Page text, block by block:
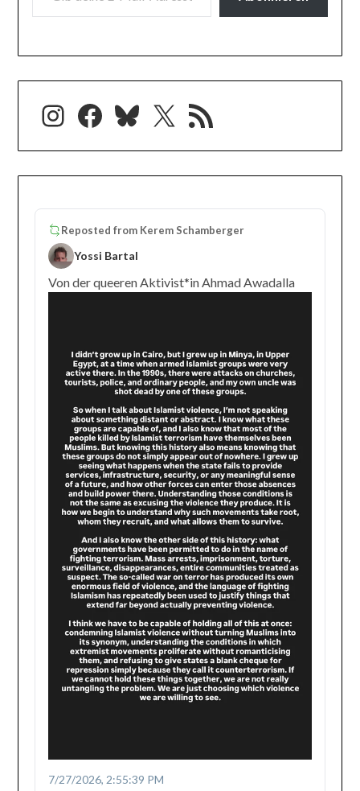
Instagram
Facebook
Bluesky
X RSS-Feed
Reposted from Kerem Schamberger
Yossi Bartal
Von der queeren Aktivist*in Ahmad Awadalla
7/27/2026, 2:55:39 PM